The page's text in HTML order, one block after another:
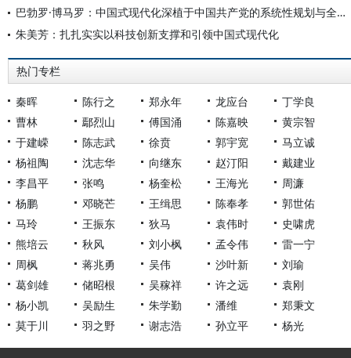
巴勃罗·博马罗：中国式现代化深植于中国共产党的系统性规划与全方位治理实践
朱美芳：扎扎实实以科技创新支撑和引领中国式现代化
热门专栏
秦晖 陈行之 郑永年 龙应台
丁学良
曹林
鄢烈山 傅国涌 陈嘉映
黄宗智
于建嵘
陈志武 徐贲 郭宇宽
马立诚
杨祖陶
沈志华 向继东 赵汀阳
戴建业
李昌平
张鸣 杨奎松 王海光
周濂
杨鹏
邓晓芒 王缉思 陈奉孝
郭世佑
马玲
王振东 狄马 袁伟时
史啸虎
熊培云
秋风 刘小枫 孟令伟
雷一宁
周枫
蒋兆勇 吴伟 沙叶新
刘瑜
葛剑雄
储昭根 吴稼祥 许之远
袁刚
杨小凯
吴励生 朱学勤 潘维
郑秉文
莫于川
羽之野 谢志浩 孙立平 杨光